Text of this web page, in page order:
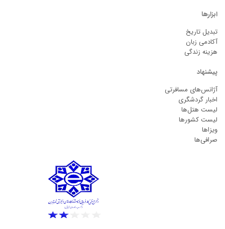
ابزارها
تبدیل تاریخ
آکادمی زبان
هزینه زندگی
پیشنهاد
آژانس‌های مسافرتی
اخبار گردشگری
لیست هتل‌ها
لیست کشورها
ویزاها
صرافی‌ها